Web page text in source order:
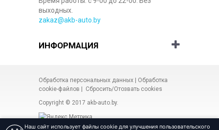
выходных.
zakaz@akb-auto.by
ИНФОРМАЦИЯ
Обработка персональных данных
Обработка
cookie-файлов
Сбросить/Отозвать cookies
Copyright © 2017 akb-auto.by.
Наш сайт использует файлы cookie для улучшения пользовательского